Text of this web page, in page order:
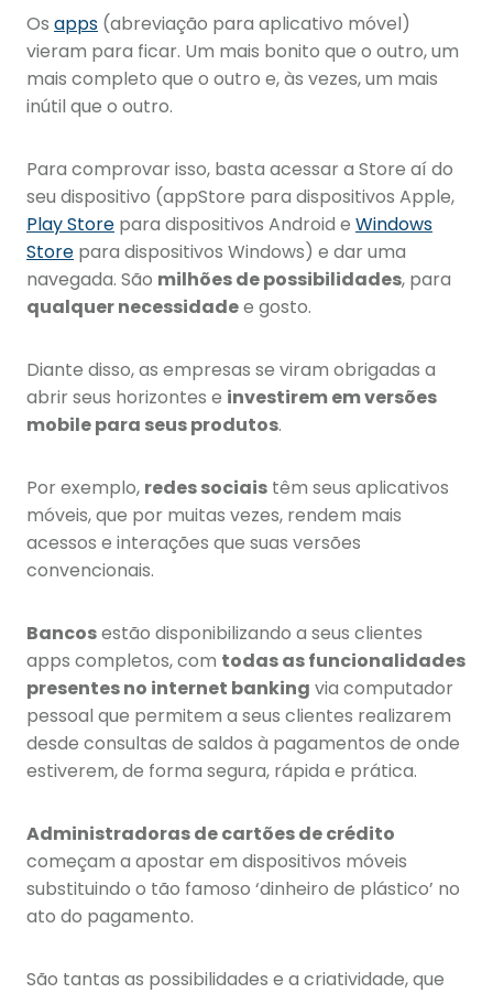
Os apps (abreviação para aplicativo móvel)
vieram para ficar. Um mais bonito que o outro, um
mais completo que o outro e, às vezes, um mais
inútil que o outro.
Para comprovar isso, basta acessar a Store aí do
seu dispositivo (appStore para dispositivos Apple,
Play Store para dispositivos Android e Windows
Store para dispositivos Windows) e dar uma
navegada. São milhões de possibilidades, para
qualquer necessidadee gosto.
Diante disso, as empresas se viram obrigadas a
abrir seus horizontes e investirem em versões
mobile para seus produtos.
Por exemplo, redes sociais têm seus aplicativos
móveis, que por muitas vezes, rendem mais
acessos e interações que suas versões
convencionais.
Bancosestão disponibilizando a seus clientes
apps completos, com todas as funcionalidades
presentes no internet banking via computador
pessoal que permitem a seus clientes realizarem
desde consultas de saldos à pagamentos de onde
estiverem, de forma segura, rápida e prática.
Administradoras de cartões de crédito
começam a apostar em dispositivos móveis
substituindo o tão famoso ‘dinheiro de plástico’ no
ato do pagamento.
São tantas as possibilidades e a criatividade, que